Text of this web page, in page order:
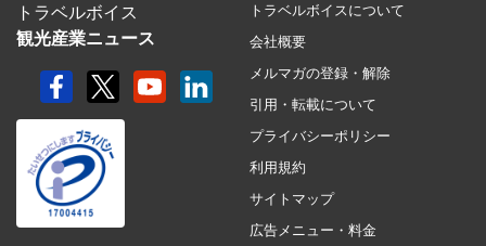
トラベルボイス
観光産業ニュース
トラベルボイスについて
会社概要
メルマガの登録・解除
引用・転載について
プライバシーポリシー
利用規約
サイトマップ
広告メニュー・料金